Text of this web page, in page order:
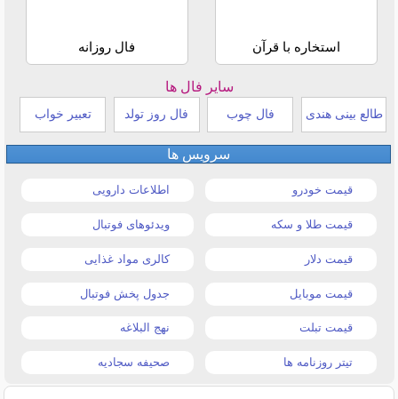
استخاره با قرآن فال روزانه
سایر فال ها
طالع بینی هندی فال چوب فال روز تولد تعبیر خواب
سرویس ها
قیمت خودرو اطلاعات دارویی
قیمت طلا و سکه ویدئوهای فوتبال
قیمت دلار کالری مواد غذایی
قیمت موبایل جدول پخش فوتبال
قیمت تبلت نهج البلاغه
تیتر روزنامه ها صحیفه سجادیه